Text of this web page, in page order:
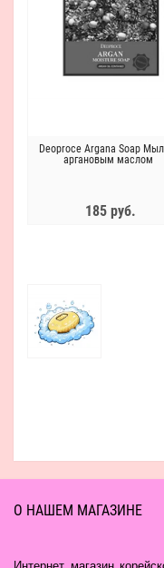
Deoproce Argana Soap
аргановым маслом
185 руб.
О НАШЕМ МАГАЗИНЕ